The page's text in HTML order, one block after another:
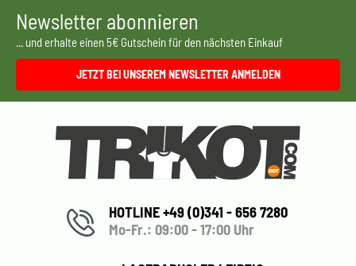
Newsletter abonnieren
... und erhalte einen 5€ Gutschein für den nächsten Einkauf
JETZT BEI UNSEREM NEWSLETTER ANMELDEN
HOTLINE +49 (0)341 - 656 7280
Mo-Fr.: 09:00 - 17:00 Uhr